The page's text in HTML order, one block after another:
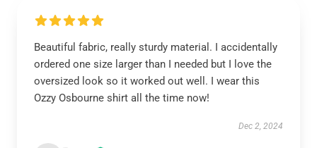
Beautiful fabric, really sturdy material. I accidentally
ordered one size larger than I needed but I love the
oversized look so it worked out well. I wear this
Ozzy Osbourne shirt all the time now!
Dec 2, 2024